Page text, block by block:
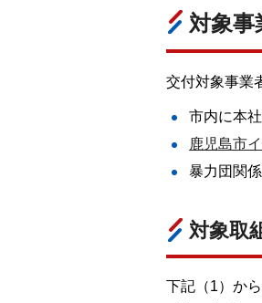
対象事
交付対象事業
市内に本
鹿児島市
暴力団関
対象取
下記（1）か